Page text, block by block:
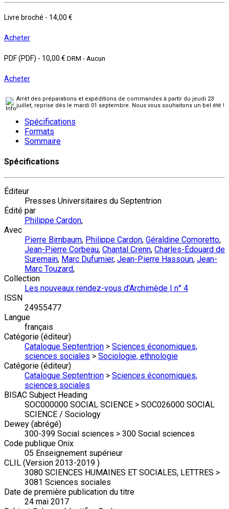
Livre broché - 14,00 €
Acheter
PDF (PDF) - 10,00 € DRM - Aucun
Acheter
Arrêt des préparations et expéditions de commandes à partir du jeudi 23
juillet, reprise dès le mardi 01 septembre. Nous vous souhaitons un bel été !
Spécifications
Formats
Sommaire
Spécifications
Éditeur
Presses Universitaires du Septentrion
Édité par
Philippe Cardon,
Avec
Pierre Birnbaum, Philippe Cardon, Géraldine Comoretto,
Jean-Pierre Corbeau, Chantal Crenn, Charles-Édouard de
Suremain, Marc Dufumier, Jean-Pierre Hassoun, Jean-
Marc Touzard,
Collection
Les nouveaux rendez-vous d'Archimède | n° 4
ISSN
24955477
Langue
français
Catégorie (éditeur)
Catalogue Septentrion > Sciences économiques,
sciences sociales > Sociologie, ethnologie
Catégorie (éditeur)
Catalogue Septentrion > Sciences économiques,
sciences sociales
BISAC Subject Heading
SOC000000 SOCIAL SCIENCE > SOC026000 SOCIAL
SCIENCE / Sociology
Dewey (abrégé)
300-399 Social sciences > 300 Social sciences
Code publique Onix
05 Enseignement supérieur
CLIL (Version 2013-2019 )
3080 SCIENCES HUMAINES ET SOCIALES, LETTRES >
3081 Sciences sociales
Date de première publication du titre
24 mai 2017